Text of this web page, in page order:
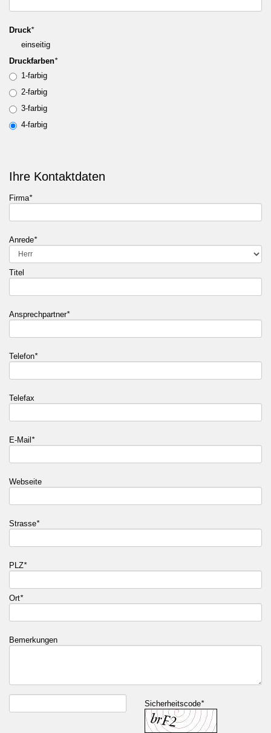
Druck*
einseitig
Druckfarben*
1-farbig
2-farbig
3-farbig
4-farbig
Ihre Kontaktdaten
Firma*
Anrede*
Titel
Ansprechpartner*
Telefon*
Telefax
E-Mail *
Webseite
Strasse*
PLZ*
Ort*
Bemerkungen
Sicherheitscode*